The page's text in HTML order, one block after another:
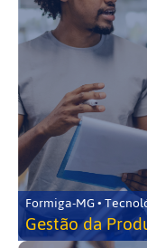
Formiga-MG •
Gestão da